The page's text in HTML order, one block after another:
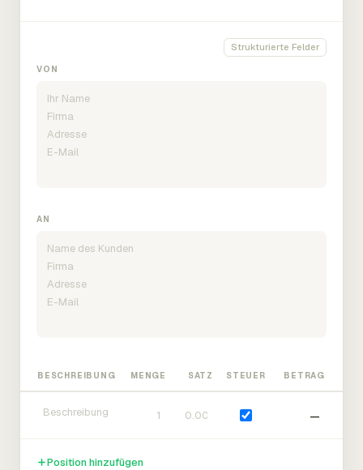
Strukturierte Felder
VON
AN
BESCHREIBUNG MENGE SATZ STEUER BETRAG
—
Position hinzufügen